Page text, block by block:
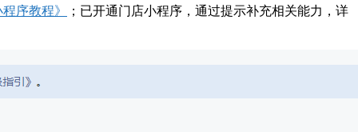
序教程》
；已开通门店小程序，通过提示补充相关能力，详